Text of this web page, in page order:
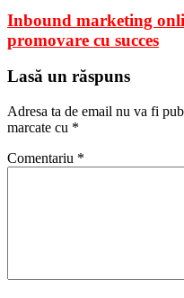
Inbound marketing
promovare cu succes
Lasă un răspuns
Adresa ta de email nu va fi
marcate cu *
Comentariu *